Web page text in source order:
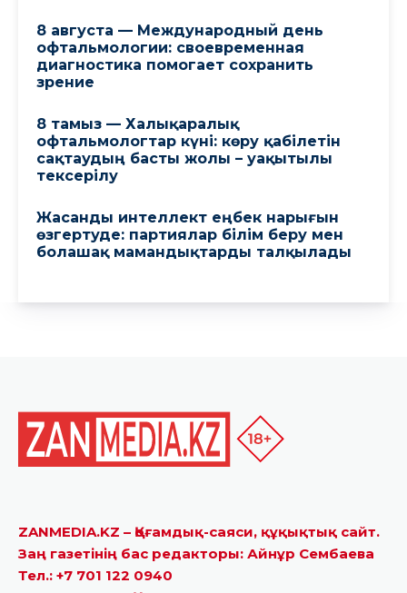
ZANMEDIA.KZ – Қоғамдық-саяси, құқықтық сайт.
Заң газетінің бас редакторы: Айнұр Сембаева
Тел.: +7 701 122 0940